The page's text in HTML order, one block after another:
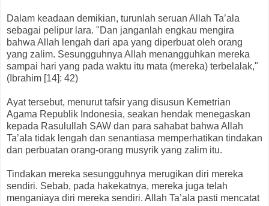
Dalam keadaan demikian, turunlah seruan Allah Ta’ala
sebagai pelipur lara. "Dan janganlah engkau mengira
bahwa Allah lengah dari apa yang diperbuat oleh orang
yang zalim. Sesungguhnya Allah menangguhkan mereka
sampai hari yang pada waktu itu mata (mereka) terbelalak,"
(Ibrahim [14]: 42)
Ayat tersebut, menurut tafsir yang disusun Kemetrian
Agama Republik Indonesia, seakan hendak menegaskan
kepada Rasulullah SAW dan para sahabat bahwa Allah
Ta’ala tidak lengah dan senantiasa memperhatikan tindakan
dan perbuatan orang-orang musyrik yang zalim itu.
Tindakan mereka sesungguhnya merugikan diri mereka
sendiri. Sebab, pada hakekatnya, mereka juga telah
menganiaya diri mereka sendiri. Allah Ta’ala pasti mencatat